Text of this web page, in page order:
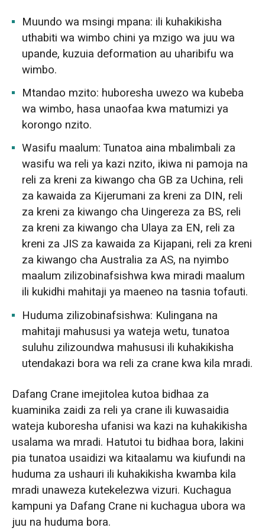
Muundo wa msingi mpana: ili kuhakikisha
uthabiti wa wimbo chini ya mzigo wa juu wa
upande, kuzuia deformation au uharibifu wa
wimbo.
Mtandao mzito: huboresha uwezo wa kubeba
wa wimbo, hasa unaofaa kwa matumizi ya
korongo nzito.
Wasifu maalum: Tunatoa aina mbalimbali za
wasifu wa reli ya kazi nzito, ikiwa ni pamoja na
reli za kreni za kiwango cha GB za Uchina, reli
za kawaida za Kijerumani za kreni za DIN, reli
za kreni za kiwango cha Uingereza za BS, reli
za kreni za kiwango cha Ulaya za EN, reli za
kreni za JIS za kawaida za Kijapani, reli za kreni
za kiwango cha Australia za AS, na nyimbo
maalum zilizobinafsishwa kwa miradi maalum
ili kukidhi mahitaji ya maeneo na tasnia tofauti.
Huduma zilizobinafsishwa: Kulingana na
mahitaji mahususi ya wateja wetu, tunatoa
suluhu zilizoundwa mahususi ili kuhakikisha
utendakazi bora wa reli za crane kwa kila mradi.
Dafang Crane imejitolea kutoa bidhaa za
kuaminika zaidi za reli ya crane ili kuwasaidia
wateja kuboresha ufanisi wa kazi na kuhakikisha
usalama wa mradi. Hatutoi tu bidhaa bora, lakini
pia tunatoa usaidizi wa kitaalamu wa kiufundi na
huduma za ushauri ili kuhakikisha kwamba kila
mradi unaweza kutekelezwa vizuri. Kuchagua
kampuni ya Dafang Crane ni kuchagua ubora wa
juu na huduma bora.